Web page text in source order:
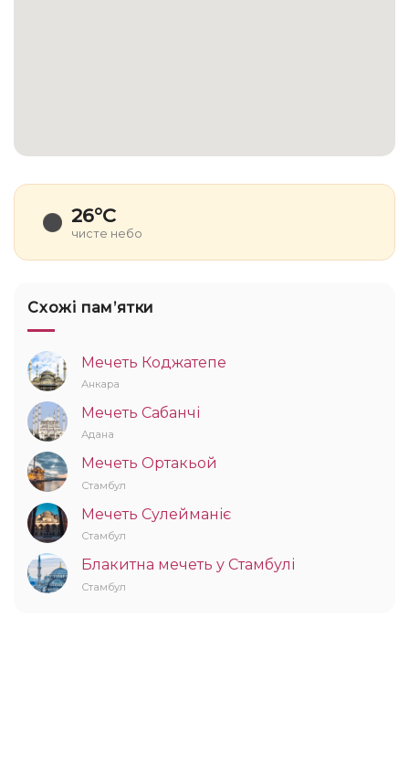
26°C
чисте небо
Схожі памʼятки
Мечеть Коджатепе
Анкара
Мечеть Сабанчі
Адана
Мечеть Ортакьой
Стамбул
Мечеть Сулейманіє
Стамбул
Блакитна мечеть у Стамбулі
Стамбул